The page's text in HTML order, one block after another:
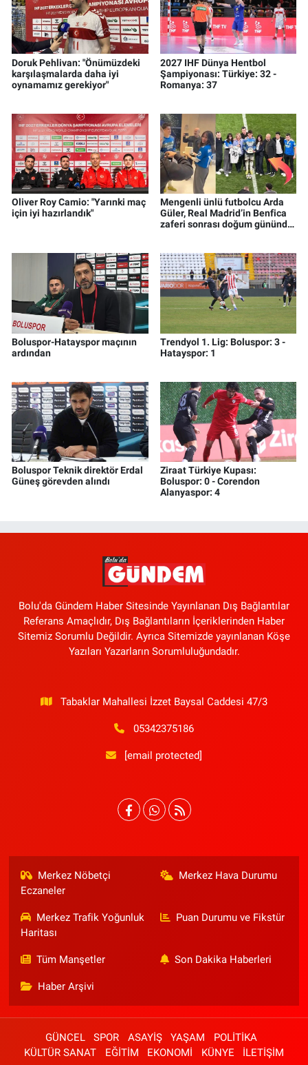
Doruk Pehlivan: "Önümüzdeki
karşılaşmalarda daha iyi
oynamamız gerekiyor"
2027 IHF Dünya Hentbol
Şampiyonası: Türkiye: 32 -
Romanya: 37
Oliver Roy Camio: "Yarınki maç
için iyi hazırlandık"
Mengenli ünlü futbolcu Arda
Güler, Real Madrid’in Benfica
zaferi sonrası doğum gününde
Boluspor-Hatayspor maçının
ardından
Trendyol 1. Lig: Boluspor: 3 -
Hatayspor: 1
Boluspor Teknik direktör Erdal
Güneş görevden alındı
Ziraat Türkiye Kupası:
Boluspor: 0 - Corendon
Alanyaspor: 4
Bolu'da Gündem Haber Sitesinde Yayınlanan Dış Bağlantılar
Referans Amaçlıdır, Dış Bağlantıların İçeriklerinden Haber
Sitemiz Sorumlu Değildir. Ayrıca Sitemizde yayınlanan Köşe
Yazıları Yazarların Sorumluluğundadır.
Tabaklar Mahallesi İzzet Baysal Caddesi 47/3
05342375186
[email protected]
Merkez Nöbetçi
Eczaneler
Merkez Hava Durumu
Merkez Trafik Yoğunluk
Haritası
Puan Durumu ve Fikstür
Tüm Manşetler Son Dakika Haberleri
Haber Arşivi
GÜNCEL SPOR ASAYİŞ YAŞAM
POLİTİKA
KÜLTÜR SANAT
EĞİTİM EKONOMİ KÜNYE İLETİŞİM